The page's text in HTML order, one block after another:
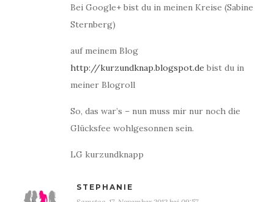
Bei Google+ bist du in meinen Kreise (Sabine
Sternberg)
auf meinem Blog
http://kurzundknap.blogspot.de bist du in
meiner Blogroll
So, das war’s – nun muss mir nur noch die
Glücksfee wohlgesonnen sein.
LG kurzundknapp
STEPHANIE